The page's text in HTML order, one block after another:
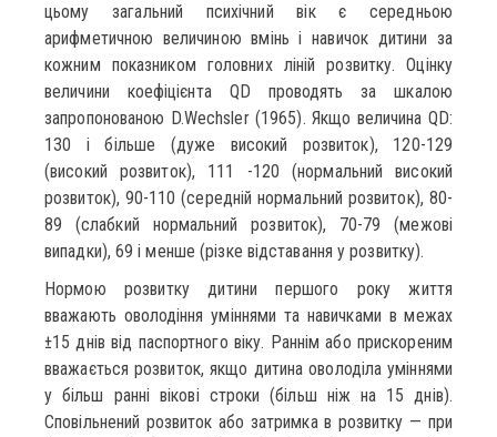
цьому загальний психічний вік є середньою
арифметичною величиною вмінь і навичок дитини за
кожним показником головних ліній розвитку. Оцінку
величини коефіцієнта QD проводять за шкалою
запропонованою D.Wechsler (1965). Якщо величина QD:
130 і більше (дуже високий розвиток), 120-129
(високий розвиток), 111 -120 (нормальний високий
розвиток), 90-110 (середній нормальний розвиток), 80-
89 (слабкий нормальний розвиток), 70-79 (межові
випадки), 69 і менше (різке відставання у розвитку).
Нормою розвитку дитини першого року життя
вважають оволодіння уміннями та навичками в межах
±15 днів від паспортного віку. Раннім або прискореним
вважається розвиток, якщо дитина оволоділа уміннями
у більш ранні вікові строки (більш ніж на 15 днів).
Сповільнений розвиток або затримка в розвитку — при